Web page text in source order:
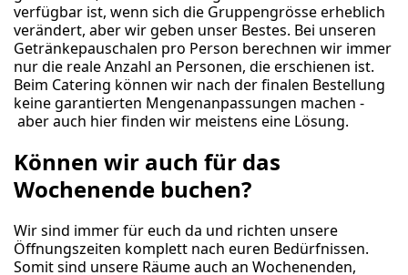
verfügbar ist, wenn sich die Gruppengrösse erheblich
verändert, aber wir geben unser Bestes. Bei unseren
Getränkepauschalen pro Person berechnen wir immer
nur die reale Anzahl an Personen, die erschienen ist.
Beim Catering können wir nach der finalen Bestellung
keine garantierten Mengenanpassungen machen -
aber auch hier finden wir meistens eine Lösung.
Können wir auch für das
Wochenende buchen?
Wir sind immer für euch da und richten unsere
Öffnungszeiten komplett nach euren Bedürfnissen.
Somit sind unsere Räume auch an Wochenenden,